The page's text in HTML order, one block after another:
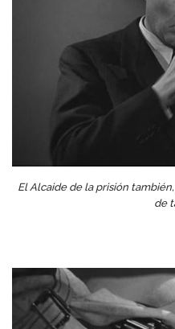
El Alcaide de la prisión
de